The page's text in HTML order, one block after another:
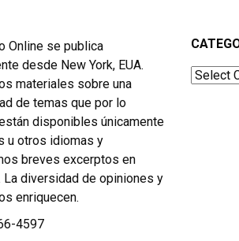
Online se publica
desde New York, EUA.
materiales sobre una
de temas que por lo
disponibles únicamente
u otros idiomas y
breves excerptos en
La diversidad de opiniones y
enriquecen.
4597